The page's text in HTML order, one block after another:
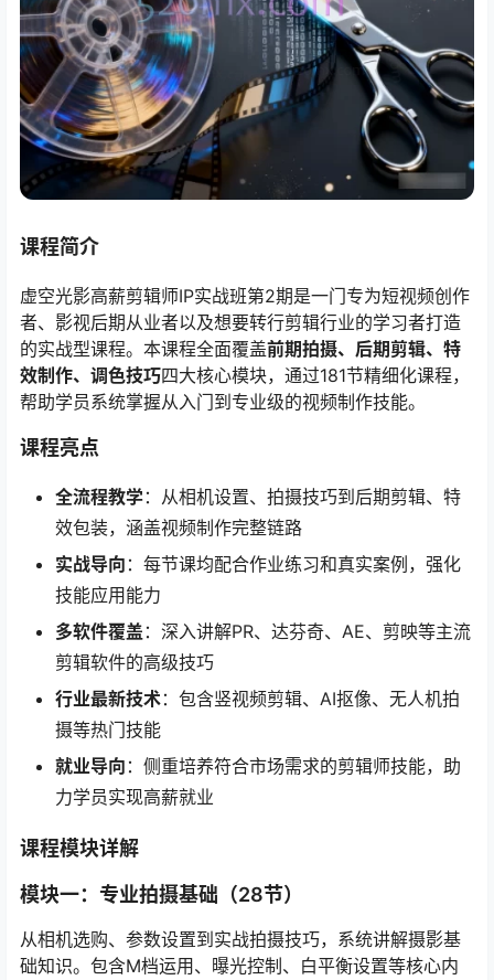
课程简介
虚空光影高薪剪辑师IP实战班第2期是一门专为短视频创作
者、影视后期从业者以及想要转行剪辑行业的学习者打造
的实战型课程。本课程全面覆盖前期拍摄、后期剪辑、特
效制作、调色技巧四大核心模块，通过181节精细化课程，
帮助学员系统掌握从入门到专业级的视频制作技能。
课程亮点
全流程教学​：从相机设置、拍摄技巧到后期剪辑、特
效包装，涵盖视频制作完整链路
实战导向 ​：每节课均配合作业练习和真实案例，强化
技能应用能力
多软件覆盖 ​：深入讲解PR、达芬奇、AE、剪映等主流
剪辑软件的高级技巧
行业最新技术​：包含竖视频剪辑、AI抠像、无人机拍
摄等热门技能
就业导向 ​：侧重培养符合市场需求的剪辑师技能，助
力学员实现高薪就业
课程模块详解
模块一：专业拍摄基础（28节）
从相机选购、参数设置到实战拍摄技巧，系统讲解摄影基
础知识。包含M档运用、曝光控制、白平衡设置等核心内